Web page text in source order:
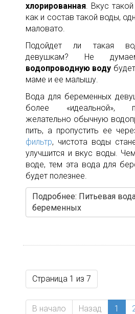
хлорированная . Вкус
как и состав такой воды,
маловато.
Подойдет ли такая
девушкам? Не
водопроводную воду
маме и ее малышу.
Вода для беременных
более «идеальной»,
желательно обычную
пить, а пропустить ее
фильтр, чистота воды
улучшится и вкус воды.
воде, тем эта вода для
будет полезнее.
Подробнее: Питьевая
беременных
Страница 1 из 7
В начало Назад 1